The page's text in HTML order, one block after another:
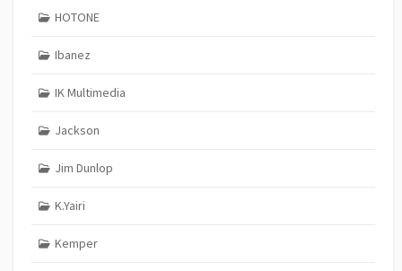
HOTONE
Ibanez
IK Multimedia
Jackson
Jim Dunlop
K.Yairi
Kemper